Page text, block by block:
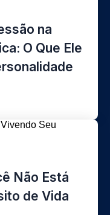
na
O Que Ele
Não Está
de Vida